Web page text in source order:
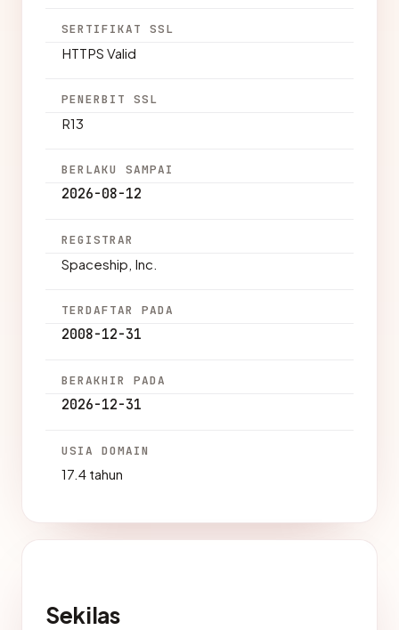
SERTIFIKAT SSL
HTTPS Valid
PENERBIT SSL
R13
BERLAKU SAMPAI
2026-08-12
REGISTRAR
Spaceship, Inc.
TERDAFTAR PADA
2008-12-31
BERAKHIR PADA
2026-12-31
USIA DOMAIN
17.4 tahun
Sekilas